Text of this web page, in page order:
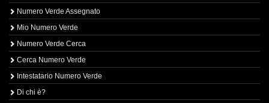
Numero Verde Assegnato
Mio Numero Verde
Numero Verde Cerca
Cerca Numero Verde
Intestatario Numero Verde
Di chi è?